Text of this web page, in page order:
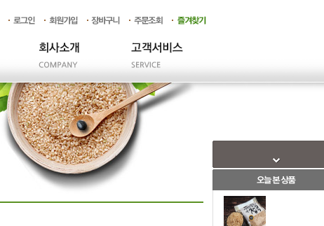
> 제품소개 > >